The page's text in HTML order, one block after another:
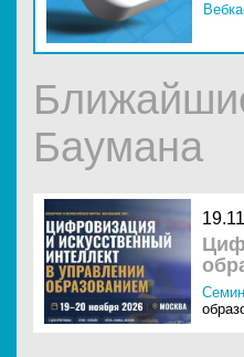
Баумана